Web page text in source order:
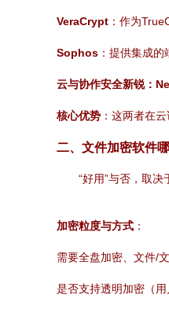
VeraCrypt ：作为
Sophos ：提供集成
云与协作安全新锐：
核心优势 ：这两者在
二、文件加密软件
“好用”与否，取
加密粒度与方式 ：
需要全盘加密、文件/
是否支持透明加密（